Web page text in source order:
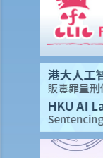
7. 甚麼證據是可獲接
8. 甚麼是傳聞證據？
A. 傳聞證據法則的例
1. 普通法的例外規定
2. 法定例外規定
9. 控方可以就我的